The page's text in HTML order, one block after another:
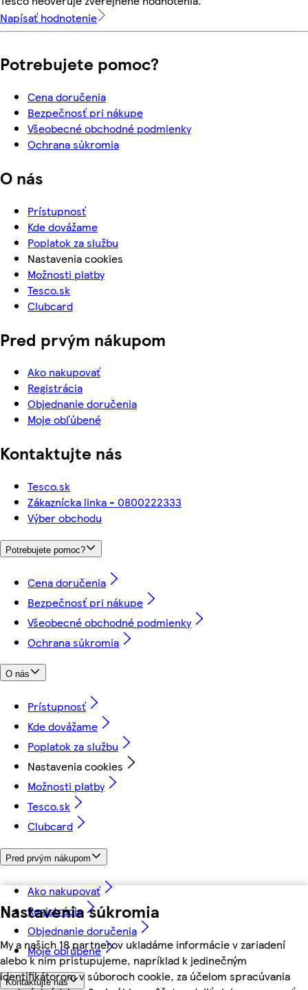
Nastavenia súkromia
My a našich 18 partnerov ukladáme informácie v zariadení
alebo k nim pristupujeme, napríklad k jedinečným
identifikátorom v súboroch cookie, za účelom spracúvania
Napísať hodnotenie
Potrebujete pomoc?
Cena doručenia
Bezpečnosť pri nákupe
Všeobecné obchodné podmienky
Ochrana súkromia
O nás
Prístupnosť
Kde dovážame
Poplatok za službu
Nastavenia cookies
Možnosti platby
Tesco.sk
Clubcard
Pred prvým nákupom
Ako nakupovať
Registrácia
Objednanie doručenia
Moje obľúbené
Kontaktujte nás
Tesco.sk
Zákaznícka linka - 0800222333
Výber obchodu
Potrebujete pomoc?
Cena doručenia
Bezpečnosť pri nákupe
Všeobecné obchodné podmienky
Ochrana súkromia
O nás
Prístupnosť
Kde dovážame
Poplatok za službu
Nastavenia cookies
Možnosti platby
Tesco.sk
Clubcard
Pred prvým nákupom
Ako nakupovať
Registrácia
Objednanie doručenia
Moje obľúbené
Kontaktujte nás